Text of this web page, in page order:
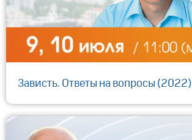
Зависть. Ответы на вопросы (2022)